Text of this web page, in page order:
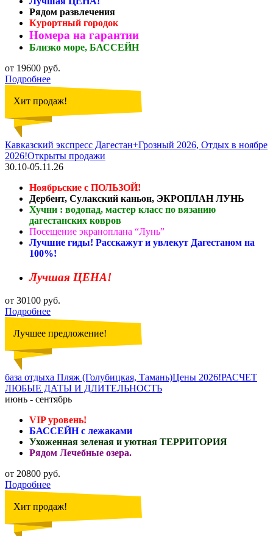
Рядом развлечения
Курортный городок
Номера на гарантии
Близко море, БАССЕЙН
от 19600 руб.
Подробнее
Хит продаж!
Кавказский экспресс Дагестан+Грозный 2026, Отдых в ноябре
2026!Открыты продажи
30.10-05.11.26
Ноябрьские с ПОЛЬЗОЙ!
Дербент, Сулакский каньон, ЭКРОПЛАН ЛУНЬ
Хучни : водопад, мастер класс по вязанию
дагестанских ковров
Посещение экраноплана “Лунь”
Лучшие гиды! Расскажут и увлекут Дагестаном на
100%!
Лучшая ЦЕНА!
от 30100 руб.
Подробнее
Лучшее предложение!
база отдыха Пляж (Голубицкая, Тамань)Цены 2026!РАСЧЕТ
ЛЮБЫЕ ДАТЫ И ДЛИТЕЛЬНОСТЬ
июнь - сентябрь
VIP уровень!
БАССЕЙН с лежаками
Ухоженная зеленая и уютная ТЕРРИТОРИЯ
Рядом Лечебные озера.
от 20800 руб.
Подробнее
Хит продаж!